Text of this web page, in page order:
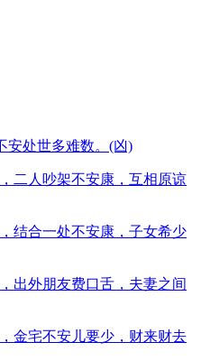
安处世多难数。(凶)
二人吵架不安康，互相原谅
结合一处不安康，子女希少
出外朋友费口舌，夫妻之间
金宅不安儿要少，财来财去